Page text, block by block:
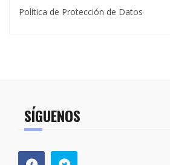
Política de Protección de Datos
SÍGUENOS